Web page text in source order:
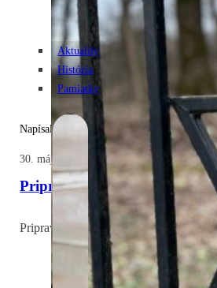
Napísal: Zuzana
30. mája 2025
Pripravujeme výstavbu
Pripravujeme výstavbu Pamätníka
Aktuality
História
Pamiatky